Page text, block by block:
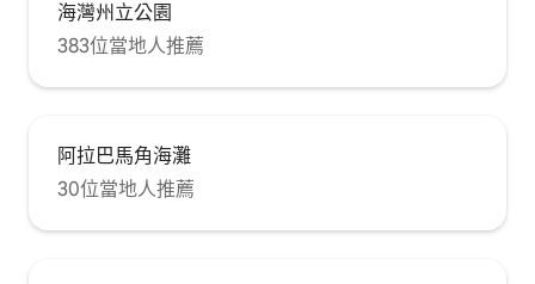
海灣州立公園
383位當地人推薦
阿拉巴馬角海灘
30位當地人推薦